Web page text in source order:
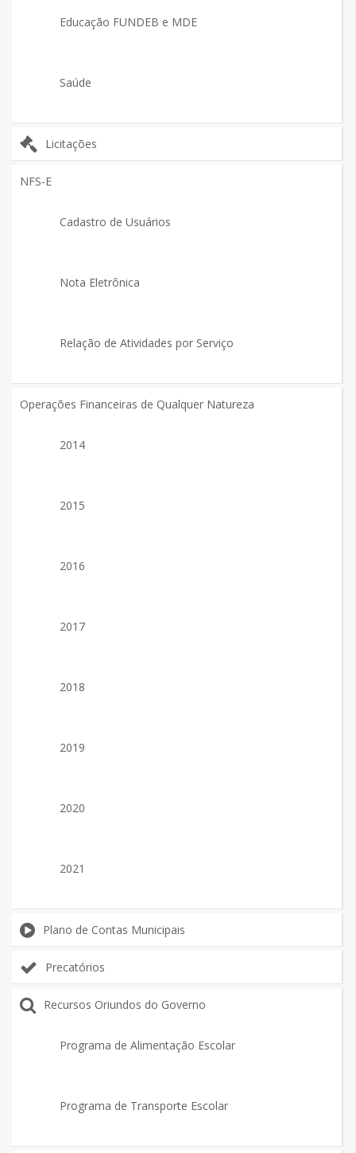
Educação FUNDEB e MDE
Saúde
Licitações
NFS-E
Cadastro de Usuários
Nota Eletrônica
Relação de Atividades por Serviço
Operações Financeiras de Qualquer Natureza
2014
2015
2016
2017
2018
2019
2020
2021
Plano de Contas Municipais
Precatórios
Recursos Oriundos do Governo
Programa de Alimentação Escolar
Programa de Transporte Escolar